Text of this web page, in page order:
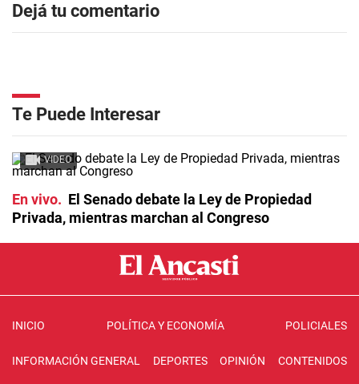
Dejá tu comentario
Te Puede Interesar
VIDEO
En vivo
El Senado debate la Ley de Propiedad
Privada, mientras marchan al Congreso
INICIO POLÍTICA Y ECONOMÍA POLICIALES
INFORMACIÓN GENERAL DEPORTES OPINIÓN CONTENIDOS